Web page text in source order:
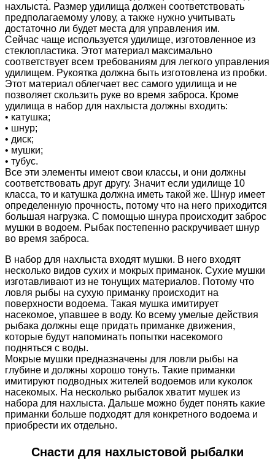
нахлыста. Размер удилища должен соответствовать
предполагаемому улову, а также нужно учитывать
достаточно ли будет места для управления им.
Сейчас чаще используется удилище, изготовленное из
стеклопластика. Этот материал максимально
соответствует всем требованиям для легкого управления
удилищем. Рукоятка должна быть изготовлена из пробки.
Этот материал облегчает вес самого удилища и не
позволяет скользить руке во время заброса. Кроме
удилища в набор для нахлыста должны входить:
• катушка;
• шнур;
• диск;
• мушки;
• тубус.
Все эти элементы имеют свои классы, и они должны
соответствовать друг другу. Значит если удилище 10
класса, то и катушка должна иметь такой же. Шнур имеет
определенную прочность, потому что на него приходится
большая нагрузка. С помощью шнура происходит заброс
мушки в водоем. Рыбак постепенно раскручивает шнур
во время заброса.
В набор для нахлыста входят мушки. В него входят
несколько видов сухих и мокрых приманок. Сухие мушки
изготавливают из не тонущих материалов. Потому что
ловля рыбы на сухую приманку происходит на
поверхности водоема. Такая мушка имитирует
насекомое, упавшее в воду. Ко всему умелые действия
рыбака должны еще придать приманке движения,
которые будут напоминать попытки насекомого
подняться с воды.
Мокрые мушки предназначены для ловли рыбы на
глубине и должны хорошо тонуть. Такие приманки
имитируют подводных жителей водоемов или куколок
насекомых. На несколько рыбалок хватит мушек из
набора для нахлыста. Дальше можно будет понять какие
приманки больше подходят для конкретного водоема и
приобрести их отдельно.
Снасти для нахлыстовой рыбалки